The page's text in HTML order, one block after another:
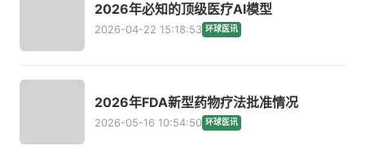
2026年必知的顶级医疗AI模型
2026-04-22 15:18:53 环球医讯
2026年FDA新型药物疗法批准情况
2026-05-16 10:54:50 环球医讯